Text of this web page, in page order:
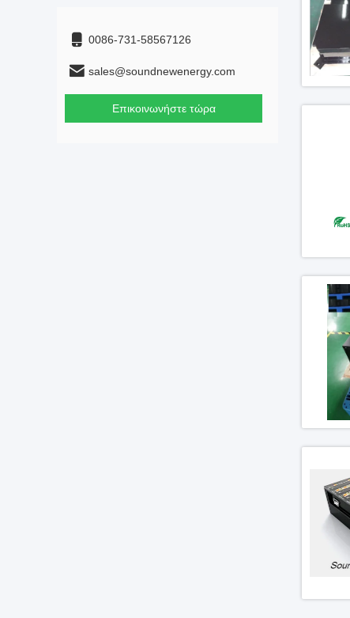
0086-731-58567126
sales@soundnewenergy.com
Επικοινωνήστε τώρα